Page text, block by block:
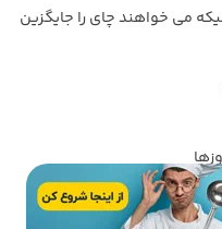
مى خواهند چاى را جايگزين